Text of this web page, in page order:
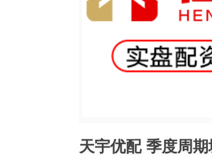
天宇优配 季度周